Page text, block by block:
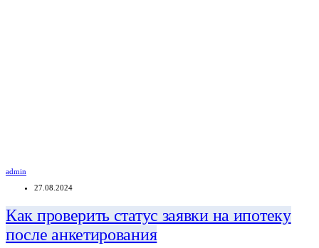
admin
27.08.2024
Как проверить статус заявки на ипотеку
после анкетирования